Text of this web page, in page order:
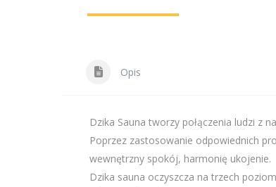
Opis
Dzika Sauna tworzy połączenia ludzi z
Poprzez zastosowanie odpowiednich
wewnętrzny spokój, harmonię ukojenie.
Dzika sauna oczyszcza na trzech